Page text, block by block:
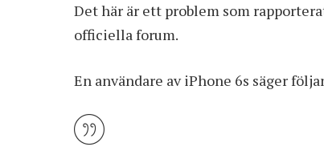
Det här är ett problem som
officiellaforum.
En användare av iPhone 6s säger